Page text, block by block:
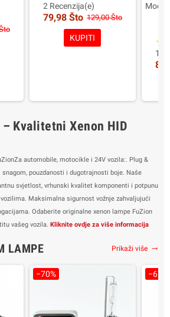
s
i
6000 Lumen Real
Glavna karakteristika: Led s
najvećom dubinom
Kompatibilnost: Lentikula i
prometnim/klimatskim
Pakovanje: 2 svjetiljke
2 Recenzija(e)
79,98 Što 129,00 Što
KUPITI
Bi-
15
Kvalitetni Xenon HID
automobile, motocikle i 24V vozila:. Plug &
pouzdanosti i dugotrajnosti boje. Naše
svjetlost, vrhunski kvalitet komponenti i potpunu
Maksimalna sigurnost vožnje zahvaljujući
Odaberite originalne xenon lampe FuZion
vašeg vozila. Kliknite ovdje za više informacija
LAMPE Prikaži više trending_flat
−70% −67%